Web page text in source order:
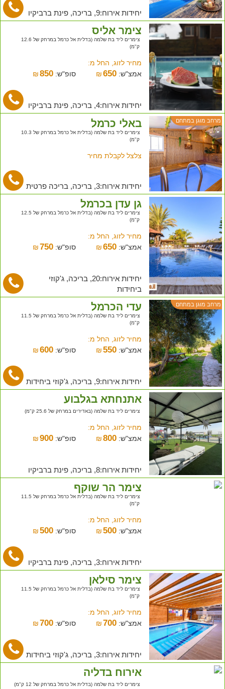
יחידות אירוח:9, בריכה, פינת ברביקיו
צימר אליס
צימרים ליד בת שלמה (בדלית אל כרמל במרחק של 12.6
ק"מ)
מחיר לזוג, החל מ:
אמצ"ש:
₪650 סופ"ש: ₪ 850
יחידות אירוח:4, בריכה, פינת ברביקיו
מרחב מוגן במתחם באלי כרמל
צימרים ליד בת שלמה (בדלית אל כרמל במרחק של 10.3
ק"מ)
צלצל לקבלת מחיר
יחידות אירוח:3, בריכה, בריכה פרטית
גן עדן בכרמל
צימרים ליד בת שלמה (בדלית אל כרמל במרחק של 12.5
ק"מ)
מחיר לזוג, החל מ:
אמצ"ש:
₪650 סופ"ש: ₪ 750
יחידות אירוח:20, בריכה, ג'קוזי
ביחידות
מרחב מוגן במתחם עדי הכרמל
צימרים ליד בת שלמה (בדלית אל כרמל במרחק של 11.5
ק"מ)
מחיר לזוג, החל מ:
אמצ"ש:
₪550 סופ"ש: ₪ 600
יחידות אירוח:9, בריכה, ג'קוזי ביחידות
אתנחתא בגלבוע
צימרים ליד בת שלמה (באדירים במרחק של 25.6 ק"מ)
מחיר לזוג, החל מ:
אמצ"ש:
₪800 סופ"ש: ₪ 900
יחידות אירוח:8, בריכה, פינת ברביקיו
צימר הר שוקף
צימרים ליד בת שלמה (בדלית אל כרמל במרחק של 11.5
ק"מ)
מחיר לזוג, החל מ:
אמצ"ש:
₪500 סופ"ש: ₪ 500
יחידות אירוח:3, בריכה, פינת ברביקיו
צימר סילאן
צימרים ליד בת שלמה (בדלית אל כרמל במרחק של 11.5
ק"מ)
מחיר לזוג, החל מ:
אמצ"ש:
₪700 סופ"ש: ₪ 700
יחידות אירוח:3, בריכה, ג'קוזי ביחידות
אירוח בדליה
צימרים ליד בת שלמה (בדלית אל כרמל במרחק של 12 ק"מ)